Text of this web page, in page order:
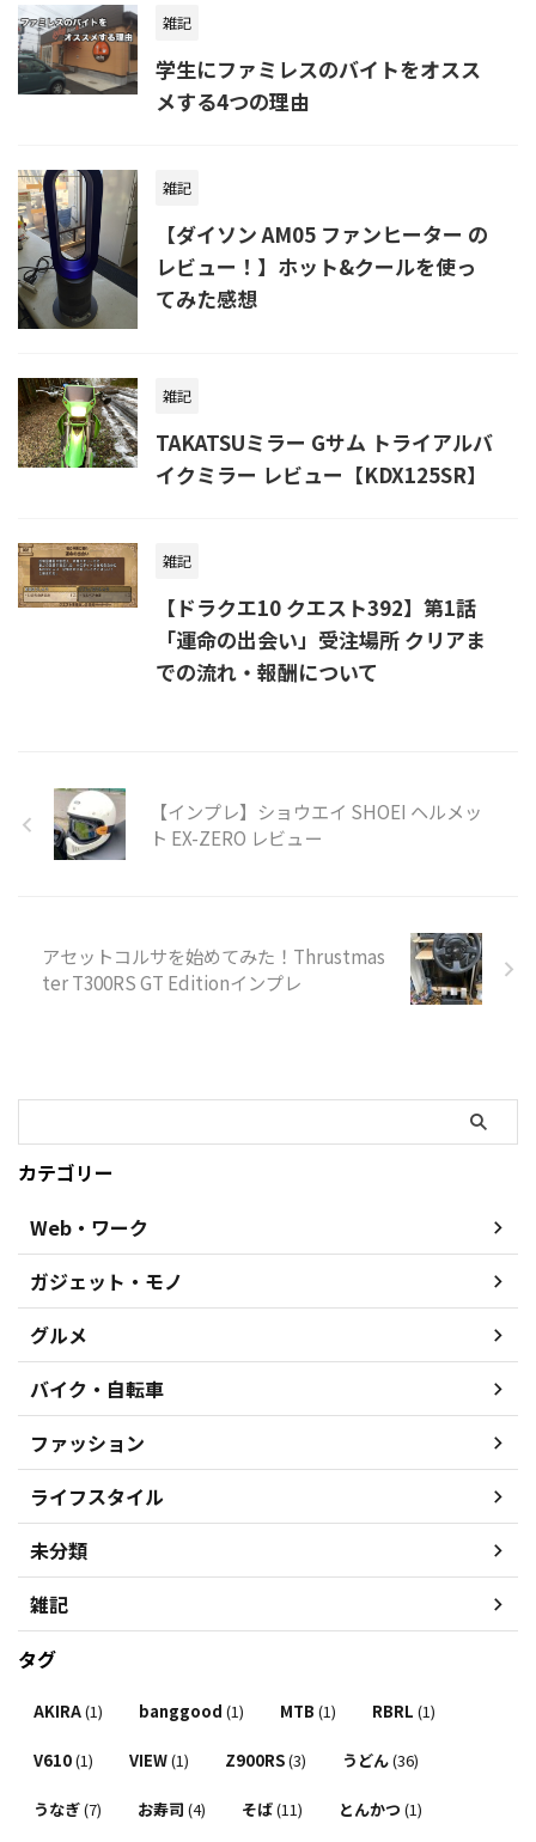
雑記
学生にファミレスのバイトをオスス
メする4つの理由
雑記
【ダイソン AM05 ファンヒーター の
レビュー！】ホット&クールを使っ
てみた感想
雑記
TAKATSUミラー Gサム トライアルバ
イクミラー レビュー【KDX125SR】
雑記
【ドラクエ10 クエスト392】第1話
「運命の出会い」受注場所 クリアま
での流れ・報酬について
【インプレ】ショウエイ SHOEI ヘルメッ
ト EX-ZERO レビュー
アセットコルサを始めてみた！Thrustmas
ter T300RS GT Editionインプレ
カテゴリー
Web・ワーク
ガジェット・モノ
グルメ
バイク・自転車
ファッション
ライフスタイル
未分類
雑記
タグ
AKIRA(1) banggood (1) MTB (1) RBRL (1)
V610(1) VIEW(1) Z900RS(3) うどん(36)
うなぎ(7) お寿司 (4) そば(11) とんかつ (1)